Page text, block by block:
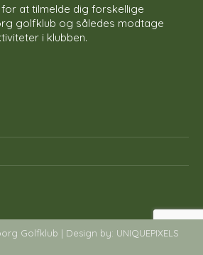
at tilmelde dig forskellige
golfklub og således modtage
i klubben.
Golfklub | Design by: UNIQUEPIXELS